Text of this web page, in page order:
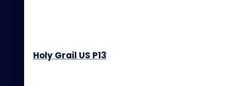
Holy Grail US P13